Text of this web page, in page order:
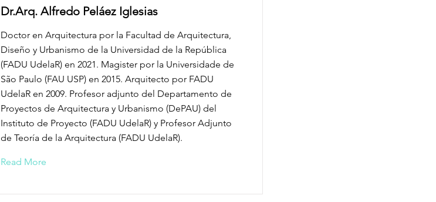
Dr.Arq. Alfredo Peláez Iglesias
Doctor en Arquitectura por la Facultad de Arquitectura,
Diseño y Urbanismo de la Universidad de la República
(FADU UdelaR) en 2021. Magister por la Universidade de
São Paulo (FAU USP) en 2015. Arquitecto por FADU
UdelaR en 2009. Profesor adjunto del Departamento de
Proyectos de Arquitectura y Urbanismo (DePAU) del
Instituto de Proyecto (FADU UdelaR) y Profesor Adjunto
de Teoría de la Arquitectura (FADU UdelaR).
Read More